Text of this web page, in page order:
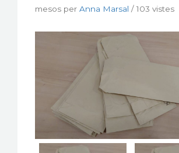
mesos per Anna Marsal / 103 vistes